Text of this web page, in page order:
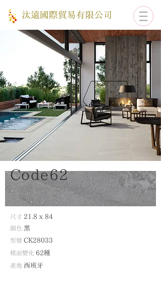
​汰遠國際貿易有限公司
尺寸 21.8 x 84
顏色 黑
型號 CK28033
模面變化 62種
產地 西班牙
​Code62​